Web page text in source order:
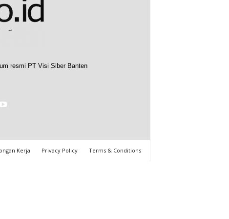
resmi PT Visi Siber Banten
Kerja Privacy Policy Terms & Conditions